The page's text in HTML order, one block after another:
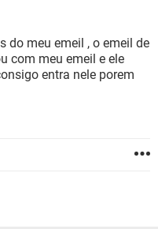
do meu emeil , o emeil de
com meu emeil e ele
entra nele porem